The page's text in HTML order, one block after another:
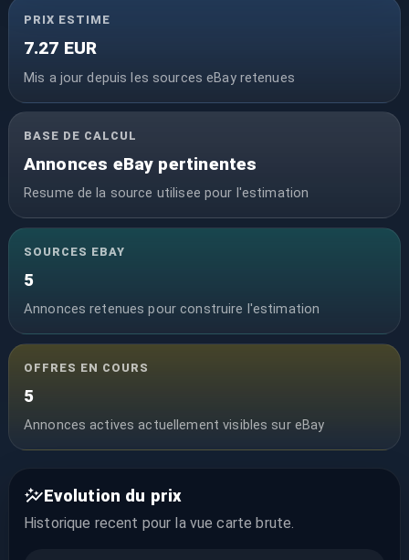
PRIX ESTIME
7.27 EUR
Mis a jour depuis les sources eBay retenues
BASE DE CALCUL
Annonces eBay pertinentes
Resume de la source utilisee pour l'estimation
SOURCES EBAY
5
Annonces retenues pour construire l'estimation
OFFRES EN COURS
5
Annonces actives actuellement visibles sur eBay
Evolution du prix
Historique recent pour la vuecarte brute.